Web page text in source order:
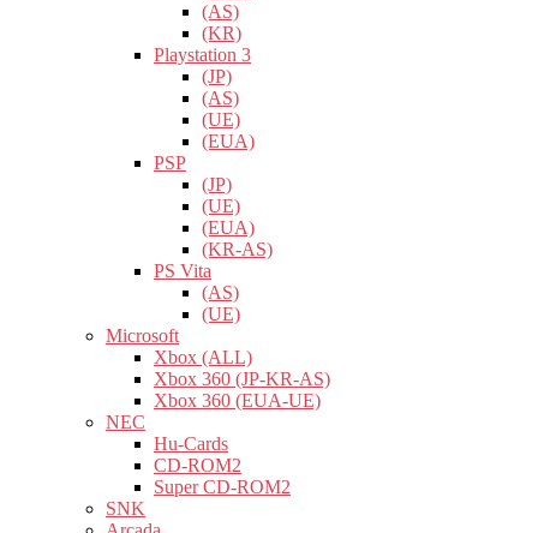
(AS)
(KR)
Playstation 3
(JP)
(AS)
(UE)
(EUA)
PSP
(JP)
(UE)
(EUA)
(KR-AS)
PS Vita
(AS)
(UE)
Microsoft
Xbox (ALL)
Xbox 360 (JP-KR-AS)
Xbox 360 (EUA-UE)
NEC
Hu-Cards
CD-ROM2
Super CD-ROM2
SNK